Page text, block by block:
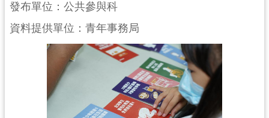
識
我
發布單位：公共參與科
資料提供單位：青年事務局